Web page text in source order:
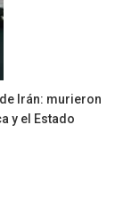
Irán: murieron
y el Estado